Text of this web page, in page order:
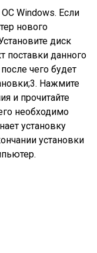
Windows. Если
нового
диск
поставки данного
чего будет
Нажмите
и прочитайте
необходимо
установку
установки